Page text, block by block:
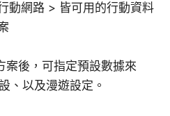
動網路 > 皆可用的行動資料
案後，可指定預設數據來
、以及漫遊設定。